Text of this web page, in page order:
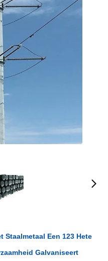
Staalmetaal Een 123 Hete
Galvaniseert